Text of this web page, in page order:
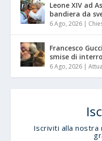
Leone XIV ad
bandiera da
6 Ago, 2026 |
Francesco
smise di
6 Ago, 2026 |
Iscriviti alla